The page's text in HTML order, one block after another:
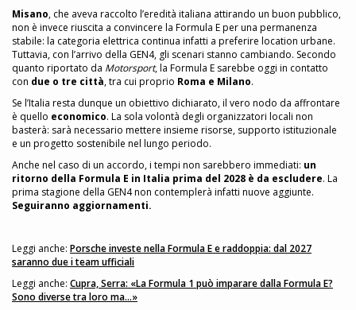
Misano, che aveva raccolto l’eredità italiana attirando un buon pubblico,
non è invece riuscita a convincere la Formula E per una permanenza
stabile: la categoria elettrica continua infatti a preferire location urbane.
Tuttavia, con l’arrivo della GEN4, gli scenari stanno cambiando. Secondo
quanto riportato da Motorsport, la Formula E sarebbe oggi in contatto
con due o tre città, tra cui proprio Roma e Milano.
Se l’Italia resta dunque un obiettivo dichiarato, il vero nodo da affrontare
è quello economico. La sola volontà degli organizzatori locali non
basterà: sarà necessario mettere insieme risorse, supporto istituzionale
e un progetto sostenibile nel lungo periodo.
Anche nel caso di un accordo, i tempi non sarebbero immediati: un
ritorno della Formula E in Italia prima del 2028 è da escludere. La
prima stagione della GEN4 non contemplerà infatti nuove aggiunte.
Seguiranno aggiornamenti.
Leggi anche: Porsche investe nella Formula E e raddoppia: dal 2027
saranno due i team ufficiali
Leggi anche: Cupra, Serra: «La Formula 1 può imparare dalla Formula E?
Sono diverse tra loro ma...»